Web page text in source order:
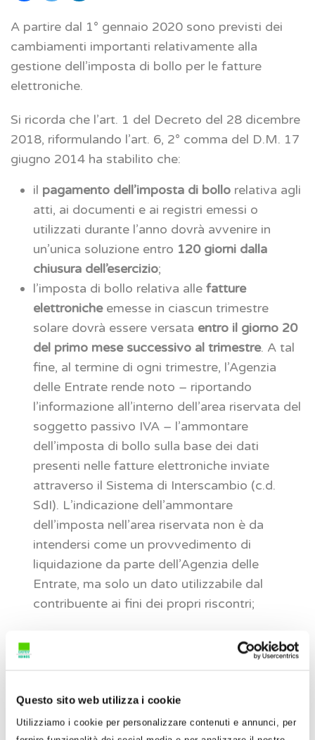
Questo sito web utilizza i cookie
Utilizziamo i cookie per personalizzare contenuti e annunci, per
A partire dal 1° gennaio 2020 sono previsti dei
cambiamenti importanti relativamente alla
gestione dell’imposta di bollo per le fatture
elettroniche.
Si ricorda che l’art. 1 del Decreto del 28 dicembre
2018, riformulando l’art. 6, 2° comma del D.M. 17
giugno 2014 ha stabilito che:
il pagamento dell’imposta di bollo relativa agli
atti, ai documenti e ai registri emessi o
utilizzati durante l’anno dovrà avvenire in
un’unica soluzione entro 120 giorni dalla
chiusura dell’esercizio;
l’imposta di bollo relativa alle fatture
elettronicheemesse in ciascun trimestre
solare dovrà essere versata entro il giorno 20
del primo mese successivo al trimestre. A tal
fine, al termine di ogni trimestre, l’Agenzia
delle Entrate rende noto – riportando
l’informazione all’interno dell’area riservata del
soggetto passivo IVA – l’ammontare
dell’imposta di bollo sulla base dei dati
presenti nelle fatture elettroniche inviate
attraverso il Sistema di Interscambio (c.d.
SdI). L’indicazione dell’ammontare
dell’imposta nell’area riservata non è da
intendersi come un provvedimento di
liquidazione da parte dell’Agenzia delle
Entrate, ma solo un dato utilizzabile dal
contribuente ai fini dei propri riscontri;
Si ricorda, poi, che con la R.M. n. 42/E del 9 aprile
2019, l’Agenzia delle Entrate ha approvato i
bollo sulle fatture elettroniche.